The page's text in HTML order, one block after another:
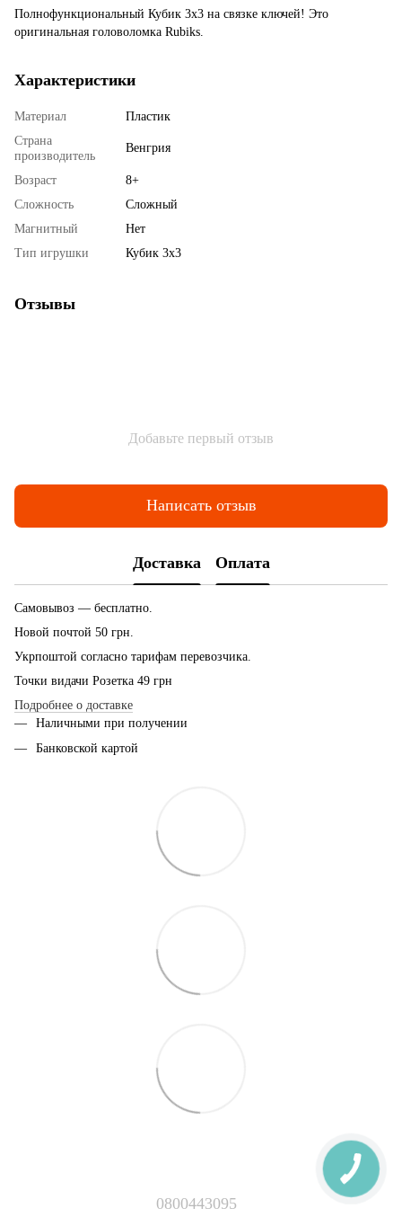
Полнофункциональный Кубик 3х3 на связке ключей! Это
оригинальная головоломка Rubiks.
Характеристики
Материал
Пластик
Страна
производитель
Венгрия
Возраст
8+
Сложность
Сложный
Магнитный
Нет
Тип игрушки
Кубик 3x3
Отзывы
Добавьте первый отзыв
Написать отзыв
Доставка Оплата
Самовывоз — бесплатно.
Новой почтой 50 грн.
Укрпоштой согласно тарифам перевозчика.
Точки видачи Розетка 49 грн
Подробнее о доставке
Наличными при получении
Банковской картой
0800443095